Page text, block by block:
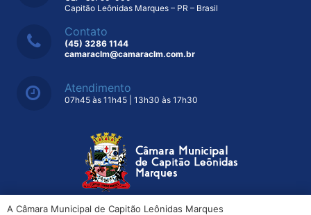
Capitão Leônidas Marques – PR – Brasil
Contato
(45) 3286 1144
camaraclm@camaraclm.com.br
Atendimento
07h45 às 11h45 | 13h30 às 17h30
A Câmara Municipal de Capitão Leônidas Marques